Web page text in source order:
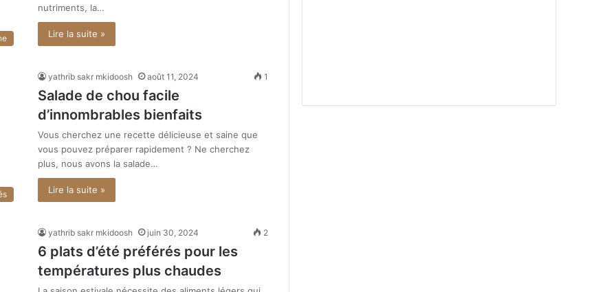
nutriments, la…
Lire la suite »
yathrib sakr mkidoosh août 11, 2024 1
Salade de chou facile
d’innombrables bienfaits
Vous cherchez une recette délicieuse et saine que
vous pouvez préparer rapidement ? Ne cherchez
plus, nous avons la salade…
Lire la suite »
yathrib sakr mkidoosh juin 30, 2024 2
6 plats d’été préférés pour les
températures plus chaudes